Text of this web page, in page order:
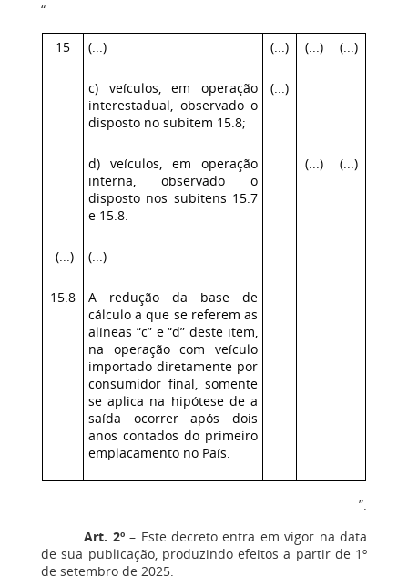
“
15 (...) (...) (...) (...)
c) veículos, em operação
interestadual, observado o
disposto no subitem 15.8;
(...)
d) veículos, em operação
interna, observado o
disposto nos subitens 15.7
e 15.8.
(...) (...)
(...) (...)
15.8
A redução da base de
cálculo a que se referem as
alíneas “c” e “d” deste item,
na operação com veículo
importado diretamente por
consumidor final, somente
se aplica na hipótese de a
saída ocorrer após dois
anos contados do primeiro
emplacamento no País.
”.
Art. 2º– Este decreto entra em vigor na data
de sua publicação, produzindo efeitos a partir de 1º
de setembro de 2025.